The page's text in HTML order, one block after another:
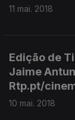
11 mai. 2018
Edição de
Jaime
Rtp.pt/
10 mai. 2018